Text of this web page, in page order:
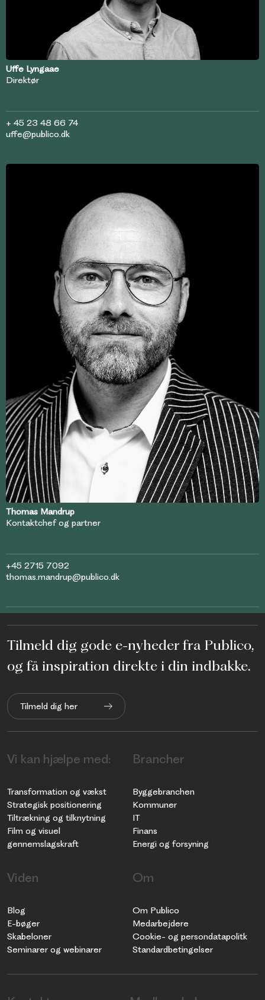
Uffe Lyngaae
Direktør
+ 45 23 48 66 74
uffe@publico.dk
Thomas Mandrup
Kontaktchef og partner
+45 2715 7092
thomas.mandrup@publico.dk
Tilmeld dig gode e-nyheder fra Publico,
og få inspiration direkte i din indbakke.
Tilmeld dig her
Vi kan hjælpe med:
Transformation og vækst
Strategisk positionering
Tiltrækning og tilknytning
Film og visuel
gennemslagskraft
Brancher
Byggebranchen
Kommuner
IT
Finans
Energi og forsyning
Viden
Blog
E-bøger
Skabeloner
Seminarer og webinarer
Om
Om Publico
Medarbejdere
Cookie- og persondatapolitk
Standardbetingelser